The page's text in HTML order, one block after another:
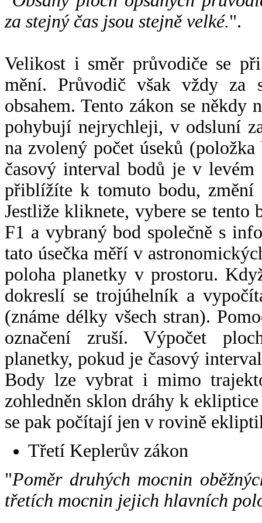
za stejný čas jsou stejně velké.".
Velikost i směr průvodiče se
mění. Průvodič však vždy za
obsahem. Tento zákon se někdy
pohybují nejrychleji, v odsluní
na zvolený počet úseků
časový interval bodů je v
přiblížíte k tomuto bodu,
Jestliže kliknete, vybere se tento
F1 a vybraný bod společně s
tato úsečka měří v
poloha planetky v prostoru.
dokreslí se trojúhelník a
(známe délky všech stran).
označení zruší. Výpočet
planetky, pokud je časový
Body lze vybrat i mimo
zohledněn sklon dráhy k
se pak počítají jen v rovině
Třetí Keplerův zákon
"Poměr druhých mocnin
třetích mocnin jejich hlavních